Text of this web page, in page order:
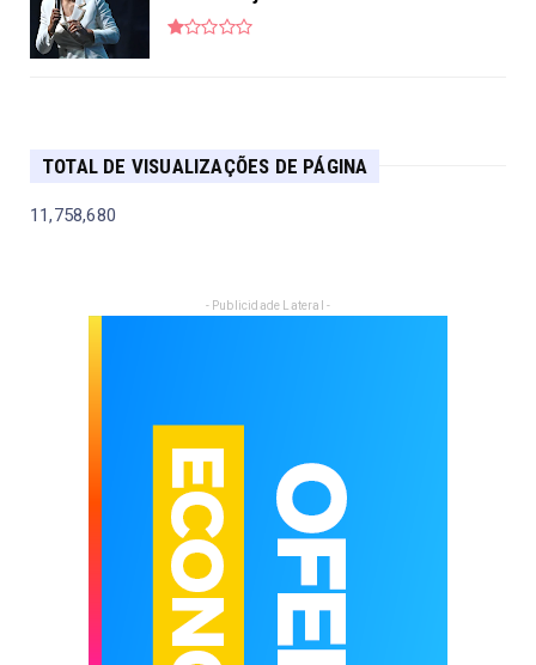
TOTAL DE VISUALIZAÇÕES DE PÁGINA
11,758,680
- Publicidade Lateral -